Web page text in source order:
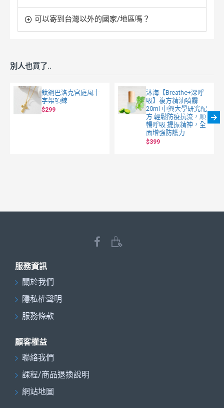
可以寄到台灣以外的國家/地區嗎？
別人也買了..
鈦鋼巴洛克宮庭風十
字架項鍊
$299
沐海【Breathe+深呼
吸】複方精油噴霧
20ml 中興大學研究配
方 輕鬆防疫抗流，順
暢呼吸 提振精神，全
面增強防護力
$399
服務資訊
關於我們
隱私權聲明
服務條款
顧客權益
聯絡我們
課程/商品退換說明
網站地圖